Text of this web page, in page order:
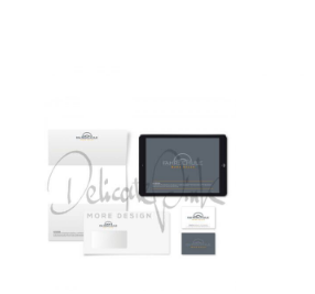
Corporate-
Designpaket